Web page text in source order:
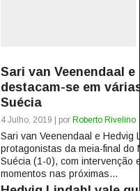
Sari van Veenendaal
destacam-se em
Suécia
4 Julho, 2019 | por Roberto Rivelino
Sari van Veenendaal e Hedvig
protagonistas da meia-final do
Suécia (1-0), com intervenção
momentos nas próximas...